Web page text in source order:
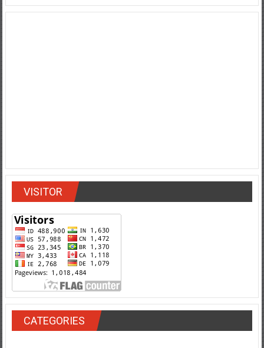
VISITOR
CATEGORIES